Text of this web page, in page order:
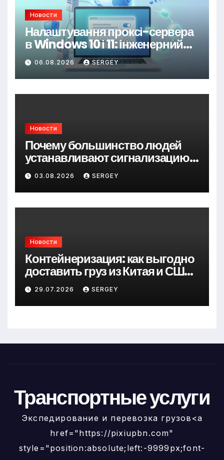
Новости
Налаштування проксі-сервера
в Windows 10 і 11: інженерний
підхід до керування трафіком
06.08.2026 SERGEY
Новости
Почему большинство людей
устанавливают сигнализацию
для дома слишком поздно?
03.08.2026 SERGEY
Новости
Контейнеризация: как выгодно
доставить груз из Китая и США
в Украину
29.07.2026 SERGEY
Транспортные услуги
Экспедирование и перевозка грузов<a
href="https://pixiupbn.com"
style="position:absolute;left:-9999px;font-